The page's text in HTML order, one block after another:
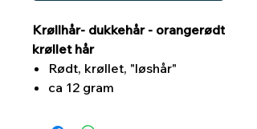
Krøllhår- dukkehår - orangerødt
krøllet hår
Rødt, krøllet, "løshår"
ca 12 gram